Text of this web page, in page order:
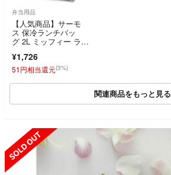
弁当用品
【人気商品】サーモ
ス 保冷ランチバッ
グ 2L ミッフィー ライ
¥1,726
51円相当還元(3%)
関連商品をもっと見る
SOLD OUT